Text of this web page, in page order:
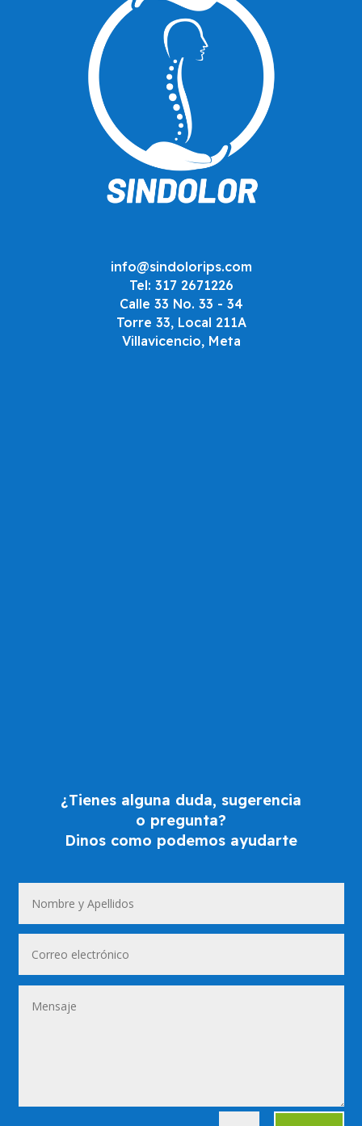
info@sindolorips.com
Tel: 317 2671226
Calle 33 No. 33 - 34
Torre 33, Local 211A
Villavicencio, Meta
¿Tienes alguna duda, sugerencia
o pregunta?
Dinos como podemos ayudarte